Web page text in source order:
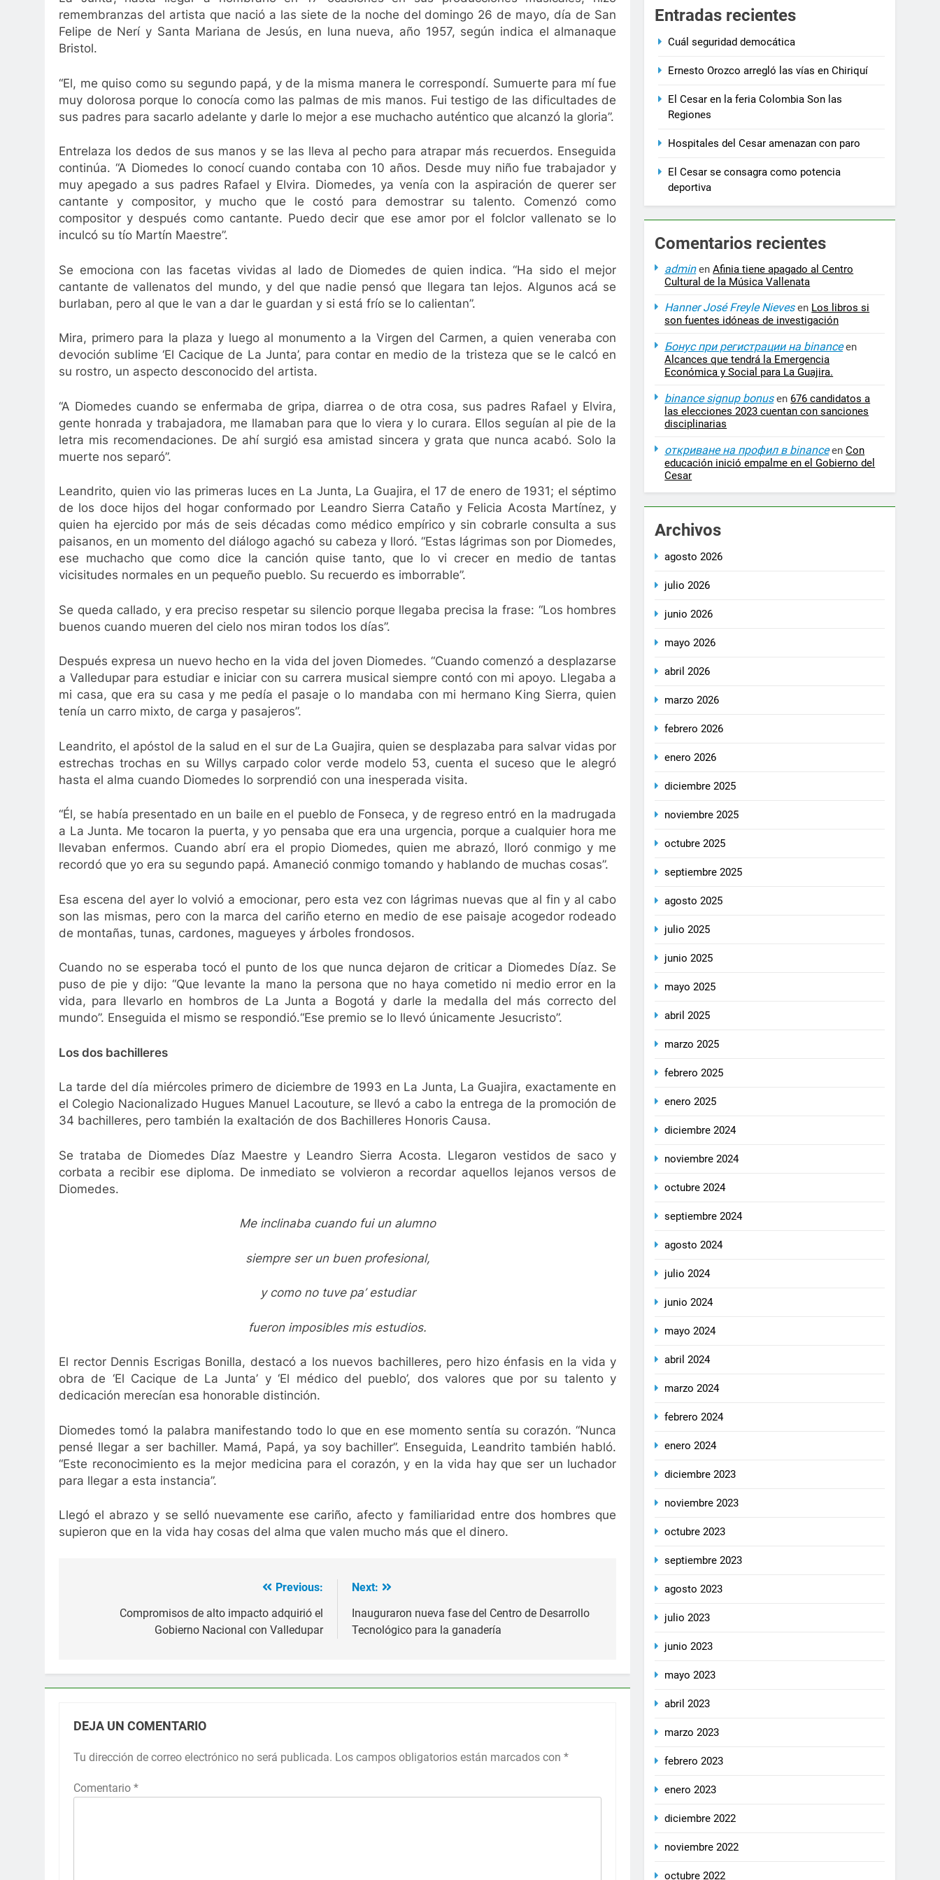
de Valledupar Leandro Díaz: 80 capítulos de amor
3 Años Ago
Gustavo Petro anuncia la salida de los ministros de Educación, Deporte y Cultura
3 Años Ago
remembranzas del artista que nació a las siete de la noche del domingo 26 de mayo, día de San
Felipe de Nerí y Santa Mariana de Jesús, en luna nueva, año 1957, según indica el almanaque
Bristol.
“El, me quiso como su segundo papá, y de la misma manera le correspondí. Sumuerte para mí fue
muy dolorosa porque lo conocía como las palmas de mis manos. Fui testigo de las dificultades de
sus padres para sacarlo adelante y darle lo mejor a ese muchacho auténtico que alcanzó la gloria”.
Entrelaza los dedos de sus manos y se las lleva al pecho para atrapar más recuerdos. Enseguida
continúa. “A Diomedes lo conocí cuando contaba con 10 años. Desde muy niño fue trabajador y
muy apegado a sus padres Rafael y Elvira. Diomedes, ya venía con la aspiración de querer ser
cantante y compositor, y mucho que le costó para demostrar su talento. Comenzó como
compositor y después como cantante. Puedo decir que ese amor por el folclor vallenato se lo
inculcó su tío Martín Maestre”.
Se emociona con las facetas vividas al lado de Diomedes de quien indica. “Ha sido el mejor
cantante de vallenatos del mundo, y del que nadie pensó que llegara tan lejos. Algunos acá se
burlaban, pero al que le van a dar le guardan y si está frío se lo calientan”.
Mira, primero para la plaza y luego al monumento a la Virgen del Carmen, a quien veneraba con
devoción sublime ‘El Cacique de La Junta’, para contar en medio de la tristeza que se le calcó en
su rostro, un aspecto desconocido del artista.
“A Diomedes cuando se enfermaba de gripa, diarrea o de otra cosa, sus padres Rafael y Elvira,
gente honrada y trabajadora, me llamaban para que lo viera y lo curara. Ellos seguían al pie de la
letra mis recomendaciones. De ahí surgió esa amistad sincera y grata que nunca acabó. Solo la
muerte nos separó”.
Leandrito, quien vio las primeras luces en La Junta, La Guajira, el 17 de enero de 1931; el séptimo
de los doce hijos del hogar conformado por Leandro Sierra Cataño y Felicia Acosta Martínez, y
quien ha ejercido por más de seis décadas como médico empírico y sin cobrarle consulta a sus
paisanos, en un momento del diálogo agachó su cabeza y lloró. “Estas lágrimas son por Diomedes,
ese muchacho que como dice la canción quise tanto, que lo vi crecer en medio de tantas
vicisitudes normales en un pequeño pueblo. Su recuerdo es imborrable”.
Se queda callado, y era preciso respetar su silencio porque llegaba precisa la frase: “Los hombres
buenos cuando mueren del cielo nos miran todos los días”.
Después expresa un nuevo hecho en la vida del joven Diomedes. “Cuando comenzó a desplazarse
a Valledupar para estudiar e iniciar con su carrera musical siempre contó con mi apoyo. Llegaba a
mi casa, que era su casa y me pedía el pasaje o lo mandaba con mi hermano King Sierra, quien
tenía un carro mixto, de carga y pasajeros”.
Leandrito, el apóstol de la salud en el sur de La Guajira, quien se desplazaba para salvar vidas por
estrechas trochas en su Willys carpado color verde modelo 53, cuenta el suceso que le alegró
hasta el alma cuando Diomedes lo sorprendió con una inesperada visita.
“Él, se había presentado en un baile en el pueblo de Fonseca, y de regreso entró en la madrugada
a La Junta. Me tocaron la puerta, y yo pensaba que era una urgencia, porque a cualquier hora me
llevaban enfermos. Cuando abrí era el propio Diomedes, quien me abrazó, lloró conmigo y me
recordó que yo era su segundo papá. Amaneció conmigo tomando y hablando de muchas cosas”.
Esa escena del ayer lo volvió a emocionar, pero esta vez con lágrimas nuevas que al fin y al cabo
son las mismas, pero con la marca del cariño eterno en medio de ese paisaje acogedor rodeado
de montañas, tunas, cardones, magueyes y árboles frondosos.
Cuando no se esperaba tocó el punto de los que nunca dejaron de criticar a Diomedes Díaz. Se
puso de pie y dijo: “Que levante la mano la persona que no haya cometido ni medio error en la
vida, para llevarlo en hombros de La Junta a Bogotá y darle la medalla del más correcto del
mundo”. Enseguida el mismo se respondió.“Ese premio se lo llevó únicamente Jesucristo”.
Los dos bachilleres
La tarde del día miércoles primero de diciembre de 1993 en La Junta, La Guajira, exactamente en
el Colegio Nacionalizado Hugues Manuel Lacouture, se llevó a cabo la entrega de la promoción de
34 bachilleres, pero también la exaltación de dos Bachilleres Honoris Causa.
Se trataba de Diomedes Díaz Maestre y Leandro Sierra Acosta. Llegaron vestidos de saco y
corbata a recibir ese diploma. De inmediato se volvieron a recordar aquellos lejanos versos de
Diomedes.
Me inclinaba cuando fui un alumno
siempre ser un buen profesional,
y como no tuve pa’ estudiar
fueron imposibles mis estudios.
El rector Dennis Escrigas Bonilla, destacó a los nuevos bachilleres, pero hizo énfasis en la vida y
obra de ‘El Cacique de La Junta’ y ‘El médico del pueblo’, dos valores que por su talento y
dedicación merecían esa honorable distinción.
Diomedes tomó la palabra manifestando todo lo que en ese momento sentía su corazón. “Nunca
pensé llegar a ser bachiller. Mamá, Papá, ya soy bachiller”. Enseguida, Leandrito también habló.
“Este reconocimiento es la mejor medicina para el corazón, y en la vida hay que ser un luchador
para llegar a esta instancia”.
Llegó el abrazo y se selló nuevamente ese cariño, afecto y familiaridad entre dos hombres que
supieron que en la vida hay cosas del alma que valen mucho más que el dinero.
Previous:
Compromisos de alto impacto adquirió el
Gobierno Nacional con Valledupar
Next:
Inauguraron nueva fase del Centro de Desarrollo
Tecnológico para la ganadería
DEJA UN COMENTARIO
Tu dirección de correo electrónico no será publicada. Los campos obligatorios están marcados con *
Comentario *
Entradas recientes
Cuál seguridad democática
Ernesto Orozco arregló las vías en Chiriquí
El Cesar en la feria Colombia Son las
Regiones
Hospitales del Cesar amenazan con paro
El Cesar se consagra como potencia
deportiva
Comentarios recientes
adminenAfinia tiene apagado al Centro
Cultural de la Música Vallenata
Hanner José Freyle Nievesen Los libros si
son fuentes idóneas de investigación
Бонус при регистрации на binanceen
Alcances que tendrá la Emergencia
Económica y Social para La Guajira.
binance signup bonusen 676 candidatos a
las elecciones 2023 cuentan con sanciones
disciplinarias
откриване на профил в binanceenCon
educación inició empalme en el Gobierno del
Cesar
Archivos
agosto 2026
julio 2026
junio 2026
mayo 2026
abril 2026
marzo 2026
febrero 2026
enero 2026
diciembre 2025
noviembre 2025
octubre 2025
septiembre 2025
agosto 2025
julio 2025
junio 2025
mayo 2025
abril 2025
marzo 2025
febrero 2025
enero 2025
diciembre 2024
noviembre 2024
octubre 2024
septiembre 2024
agosto 2024
julio 2024
junio 2024
mayo 2024
abril 2024
marzo 2024
febrero 2024
enero 2024
diciembre 2023
noviembre 2023
octubre 2023
septiembre 2023
agosto 2023
julio 2023
junio 2023
mayo 2023
abril 2023
marzo 2023
febrero 2023
enero 2023
diciembre 2022
noviembre 2022
octubre 2022